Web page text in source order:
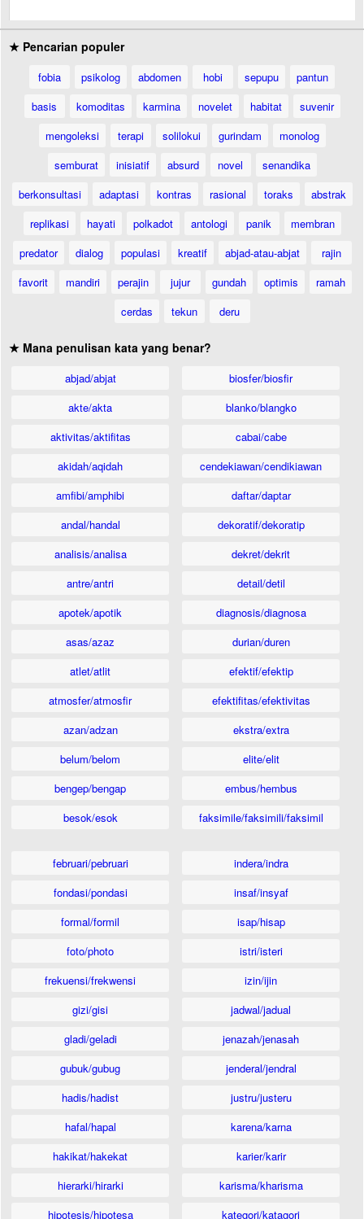
★ Pencarian populer
fobia psikolog abdomen hobi sepupu
pantun
basis
komoditas karmina novelet habitat
suvenir
mengoleksi
terapi solilokui gurindam
monolog
semburat
inisiatif absurd novel
senandika
berkonsultasi
adaptasi kontras rasional toraks
abstrak
replikasi
hayati polkadot antologi panik
membran
predator
dialog populasi kreatif abjad-atau-abjat
rajin
favorit
mandiri perajin jujur gundah optimis
ramah
cerdas
tekun deru
★ Mana penulisan kata yang benar?
abjad/abjat
akte/akta
aktivitas/aktifitas
akidah/aqidah
amfibi/amphibi
andal/handal
analisis/analisa
antre/antri
apotek/apotik
asas/azaz
atlet/atlit
atmosfer/atmosfir
azan/adzan
belum/belom
bengep/bengap
besok/esok
biosfer/biosfir
blanko/blangko
cabai/cabe
cendekiawan/cendikiawan
daftar/daptar
dekoratif/dekoratip
dekret/dekrit
detail/detil
diagnosis/diagnosa
durian/duren
efektif/efektip
efektifitas/efektivitas
ekstra/extra
elite/elit
embus/hembus
faksimile/faksimili/faksimil
februari/pebruari
fondasi/pondasi
formal/formil
foto/photo
frekuensi/frekwensi
gizi/gisi
gladi/geladi
gubuk/gubug
hadis/hadist
hafal/hapal
hakikat/hakekat
hierarki/hirarki
hipotesis/hipotesa
indera/indra
insaf/insyaf
isap/hisap
istri/isteri
izin/ijin
jadwal/jadual
jenazah/jenasah
jenderal/jendral
justru/justeru
karena/karna
karier/karir
karisma/kharisma
kategori/katagori